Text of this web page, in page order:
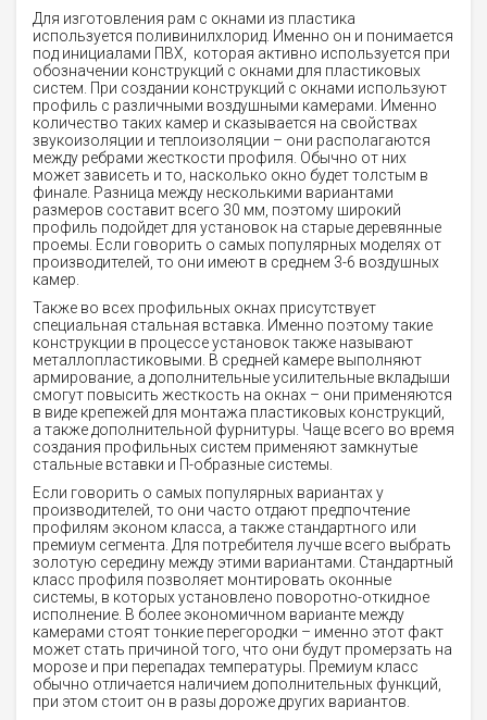
Для изготовления рам с окнами из пластика
используется поливинилхлорид. Именно он и понимается
под инициалами ПВХ, которая активно используется при
обозначении конструкций с окнами для пластиковых
систем. При создании конструкций с окнами используют
профиль с различными воздушными камерами. Именно
количество таких камер и сказывается на свойствах
звукоизоляции и теплоизоляции – они располагаются
между ребрами жесткости профиля. Обычно от них
может зависеть и то, насколько окно будет толстым в
финале. Разница между несколькими вариантами
размеров составит всего 30 мм, поэтому широкий
профиль подойдет для установок на старые деревянные
проемы. Если говорить о самых популярных моделях от
производителей, то они имеют в среднем 3-6 воздушных
камер.
Также во всех профильных окнах присутствует
специальная стальная вставка. Именно поэтому такие
конструкции в процессе установок также называют
металлопластиковыми. В средней камере выполняют
армирование, а дополнительные усилительные вкладыши
смогут повысить жесткость на окнах – они применяются
в виде крепежей для монтажа пластиковых конструкций,
а также дополнительной фурнитуры. Чаще всего во время
создания профильных систем применяют замкнутые
стальные вставки и П-образные системы.
Если говорить о самых популярных вариантах у
производителей, то они часто отдают предпочтение
профилям эконом класса, а также стандартного или
премиум сегмента. Для потребителя лучше всего выбрать
золотую середину между этими вариантами. Стандартный
класс профиля позволяет монтировать оконные
системы, в которых установлено поворотно-откидное
исполнение. В более экономичном варианте между
камерами стоят тонкие перегородки – именно этот факт
может стать причиной того, что они будут промерзать на
морозе и при перепадах температуры. Премиум класс
обычно отличается наличием дополнительных функций,
при этом стоит он в разы дороже других вариантов.